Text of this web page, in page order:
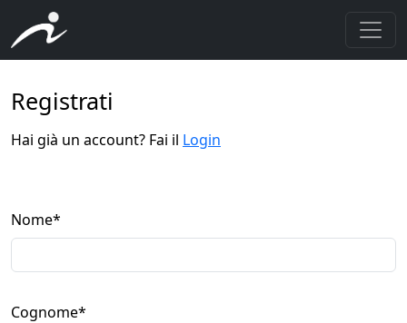
Registrati
Hai già un account? Fai il Login
Nome*
Cognome*